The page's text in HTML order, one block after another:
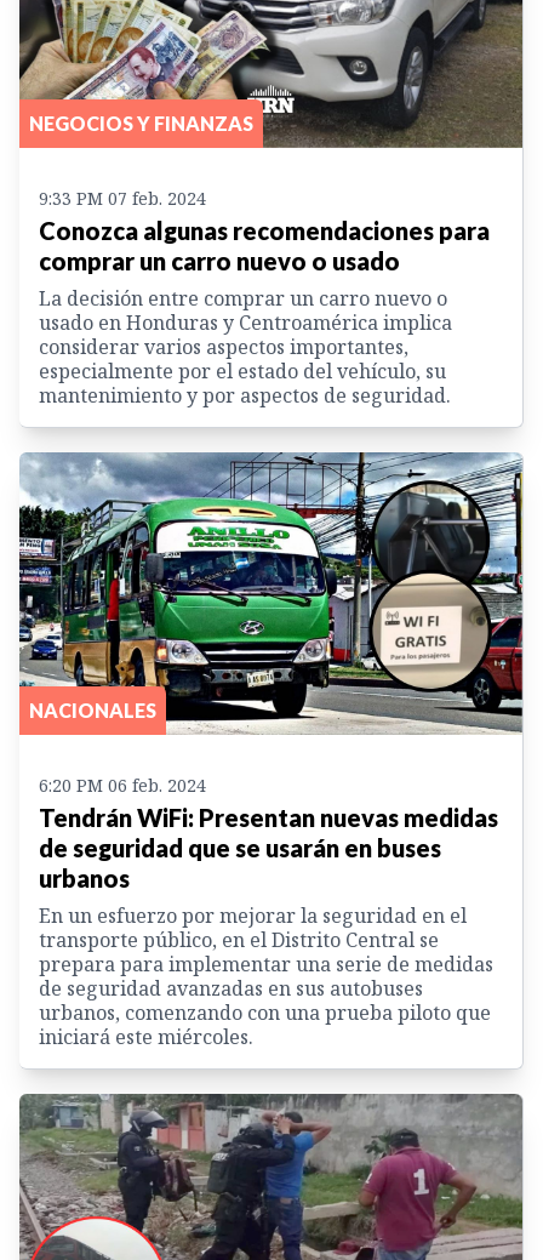
NEGOCIOS Y FINANZAS
9:33 PM 07 feb. 2024
Conozca algunas recomendaciones para
comprar un carro nuevo o usado
La decisión entre comprar un carro nuevo o
usado en Honduras y Centroamérica implica
considerar varios aspectos importantes,
especialmente por el estado del vehículo, su
mantenimiento y por aspectos de seguridad.
NACIONALES
6:20 PM 06 feb. 2024
Tendrán WiFi: Presentan nuevas medidas
de seguridad que se usarán en buses
urbanos
En un esfuerzo por mejorar la seguridad en el
transporte público, en el Distrito Central se
prepara para implementar una serie de medidas
de seguridad avanzadas en sus autobuses
urbanos, comenzando con una prueba piloto que
iniciará este miércoles.